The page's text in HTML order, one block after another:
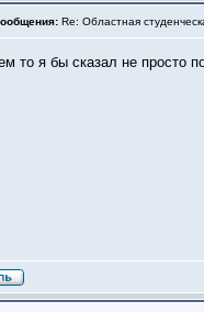
Re: Областная
то я бы сказал не просто